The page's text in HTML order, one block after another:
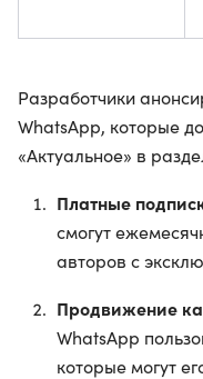
Разработчики
WhatsApp, которые
«Актуальное» в
Платные
смогут
авторов с
Продвижение
WhatsApp
которые могут